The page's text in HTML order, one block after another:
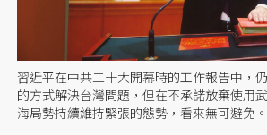
習近平在中共二十大開幕時的工作報告中，
的方式解決台灣問題，但在不承諾放棄使用
海局勢持續維持緊張的態勢，看來無可避免